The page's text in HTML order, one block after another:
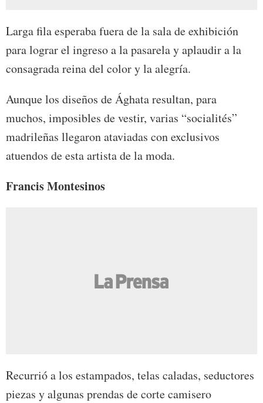
Larga fila esperaba fuera de la sala de exhibición
para lograr el ingreso a la pasarela y aplaudir a la
consagrada reina del color y la alegría.
Aunque los diseños de Ághata resultan, para
muchos, imposibles de vestir, varias “socialités”
madrileñas llegaron ataviadas con exclusivos
atuendos de esta artista de la moda.
Francis Montesinos
Recurrió a los estampados, telas caladas, seductores
piezas y algunas prendas de corte camisero